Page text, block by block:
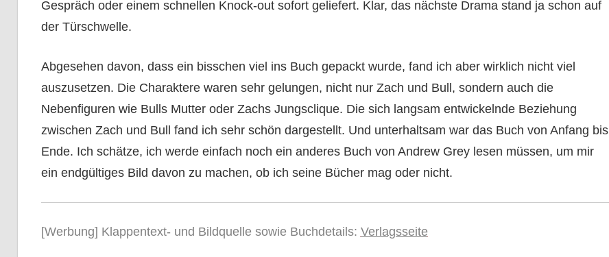
Gespräch oder einem schnellen Knock-out sofort geliefert. Klar, das nächste Drama stand ja schon auf
der Türschwelle.
Abgesehen davon, dass ein bisschen viel ins Buch gepackt wurde, fand ich aber wirklich nicht viel
auszusetzen. Die Charaktere waren sehr gelungen, nicht nur Zach und Bull, sondern auch die
Nebenfiguren wie Bulls Mutter oder Zachs Jungsclique. Die sich langsam entwickelnde Beziehung
zwischen Zach und Bull fand ich sehr schön dargestellt. Und unterhaltsam war das Buch von Anfang bis
Ende. Ich schätze, ich werde einfach noch ein anderes Buch von Andrew Grey lesen müssen, um mir
ein endgültiges Bild davon zu machen, ob ich seine Bücher mag oder nicht.
[Werbung] Klappentext- und Bildquelle sowie Buchdetails: Verlagsseite